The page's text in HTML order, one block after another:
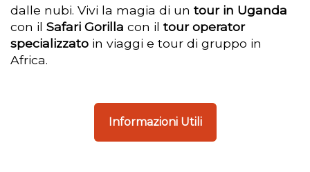
dalle nubi. Vivi la magia di un tour in Uganda
con il Safari Gorilla con il tour operator
specializzato in viaggi e tour di gruppo in
Africa.
Informazioni Utili